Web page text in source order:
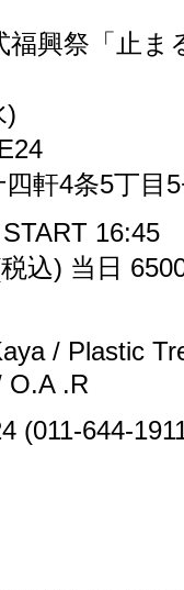
福興祭「止
)
軒4条5丁目
16:45
込) 当日
/ Plastic
O.A .R
(011-644-